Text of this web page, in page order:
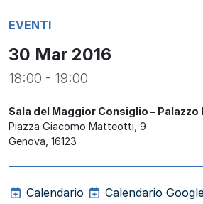
EVENTI
30 Mar 2016
18:00 - 19:00
Sala del Maggior Consiglio – Palazzo
Piazza Giacomo Matteotti, 9
Genova 16123
Calendario Calendario